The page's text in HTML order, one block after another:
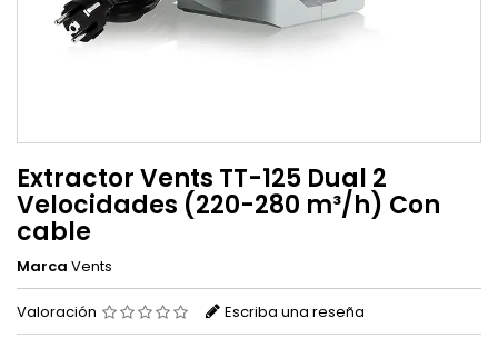
Extractor Vents TT-125 Dual 2
Velocidades (220-280 m³/h) Con
cable
Marca Vents
Valoración Escriba una reseña